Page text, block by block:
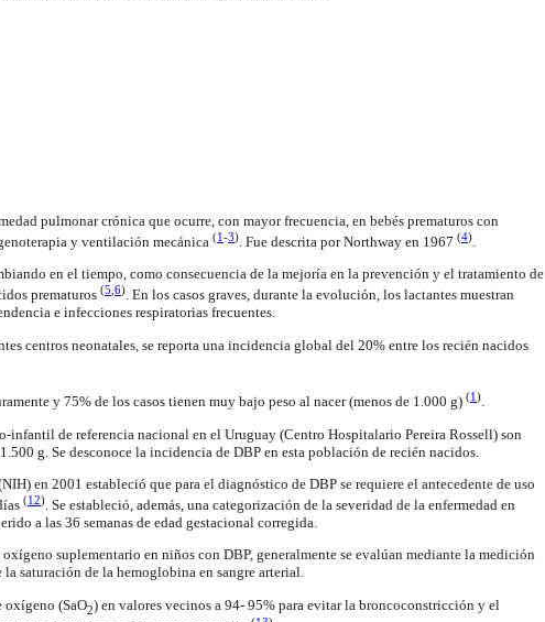
pulmonar crónica que ocurre, con mayor frecuencia, en bebés prematuros con
y ventilación mecánica (1-3) . Fue descrita por Northway en 1967 (4)
en el tiempo, como consecuencia de la mejoría en la prevención y el tratamiento de
prematuros (5 6). En los casos graves, durante la evolución, los lactantes muestran
e infecciones respiratorias frecuentes.
centros neonatales, se reporta una incidencia global del 20% entre los recién nacidos
y 75% de los casos tienen muy bajo peso al nacer (menos de 1.000 g) (1).
infantil de referencia nacional en el Uruguay (Centro Hospitalario Pereira Rossell) son
g. Se desconoce la incidencia de DBP en esta población de recién nacidos.
en 2001 estableció que para el diagnóstico de DBP se requiere el antecedente de uso
(12). Se estableció, además, una categorización de la severidad de la enfermedad en
a las 36 semanas de edad gestacional corregida.
suplementario en niños con DBP, generalmente se evalúan mediante la medición
saturación de la hemoglobina en sangre arterial.
oxígeno (SaO2) en valores vecinos a 94- 95% para evitar la broncoconstricción y el